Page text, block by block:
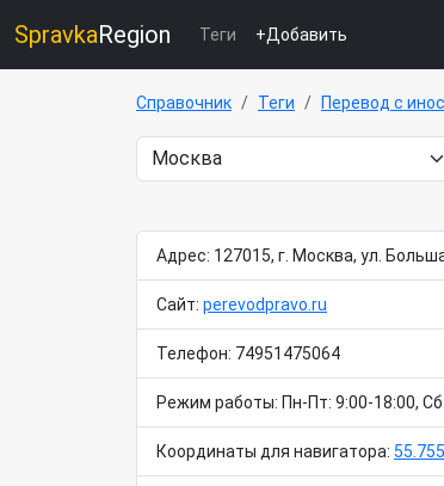
SpravkaRegion Теги +Добавить
Справочник Теги Перевод с
Адрес: 127015, г. Москва, ул.
Сайт: perevodpravo.ru
Телефон: 74951475064
Режим работы: Пн-Пт: 9:00-18:00,
Координаты для навигатора: